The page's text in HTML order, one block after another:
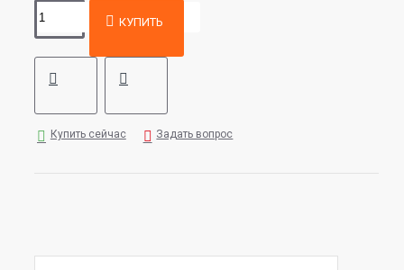
КУПИТЬ
Купить сейчас Задать вопрос